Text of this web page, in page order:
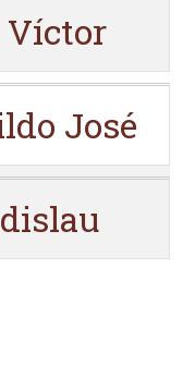
Víctor
José